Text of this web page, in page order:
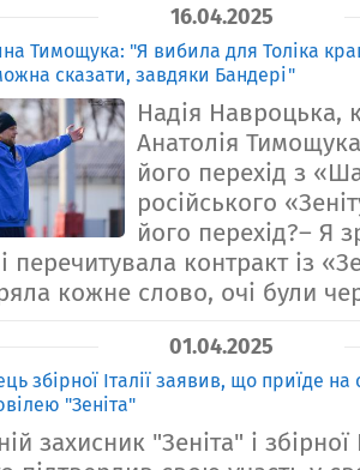
16.04.2025
Тимощука: "Я вибила для Толіка
сказати, завдяки Бандері"
Надія
Анатолія
його перехід з
російського
його перехід?– Я
перечитувала контракт із
кожне слово, очі були
01.04.2025
збірної Італії заявив, що приїде на
"Зеніта"
захисник "Зеніта" і збірної